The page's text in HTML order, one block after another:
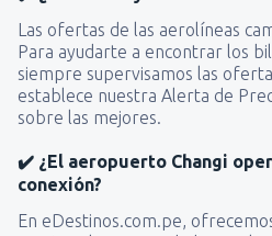
Las ofertas de las aerolíneas
Para ayudarte a encontrar los
siempre supervisamos las
establece nuestra Alerta de
sobre las mejores.
✔️ ¿El aeropuerto Changi
conexión?
En eDestinos.com.pe,